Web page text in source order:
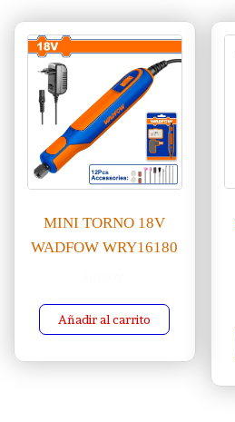
MINI TORNO 18V
WADFOW WRY16180
Añadir al carrito